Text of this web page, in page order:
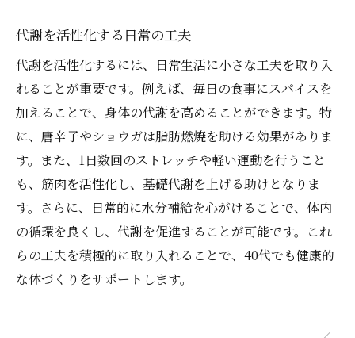
代謝を活性化する日常の工夫
代謝を活性化するには、日常生活に小さな工夫を取り入
れることが重要です。例えば、毎日の食事にスパイスを
加えることで、身体の代謝を高めることができます。特
に、唐辛子やショウガは脂肪燃焼を助ける効果がありま
す。また、1日数回のストレッチや軽い運動を行うこと
も、筋肉を活性化し、基礎代謝を上げる助けとなりま
す。さらに、日常的に水分補給を心がけることで、体内
の循環を良くし、代謝を促進することが可能です。これ
らの工夫を積極的に取り入れることで、40代でも健康的
な体づくりをサポートします。